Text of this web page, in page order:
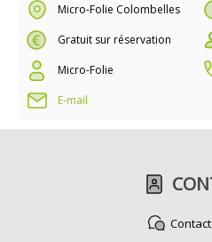
Micro-Folie Colombelles
Gratuit sur réservation
Micro-Folie
E-mail